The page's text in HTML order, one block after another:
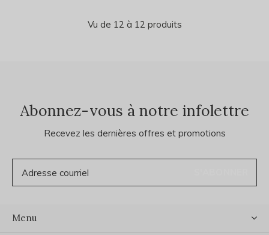
Vu de 12 à 12 produits
Abonnez-vous à notre infolettre
Recevez les dernières offres et promotions
Menu